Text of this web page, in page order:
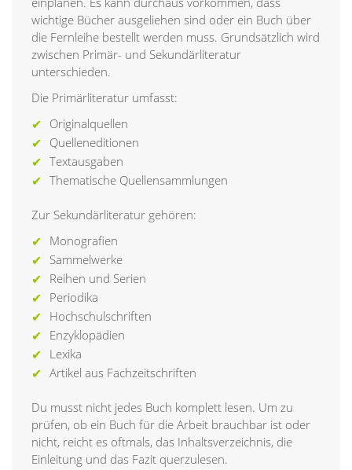
wichtige Bücher ausgeliehen sind oder ein Buch über
die Fernleihe bestellt werden muss. Grundsätzlich wird
zwischen Primär- und Sekundärliteratur
unterschieden.
Die Primärliteratur umfasst:
Originalquellen
Quelleneditionen
Textausgaben
Thematische Quellensammlungen
Zur Sekundärliteratur gehören:
Monografien
Sammelwerke
Reihen und Serien
Periodika
Hochschulschriften
Enzyklopädien
Lexika
Artikel aus Fachzeitschriften
Du musst nicht jedes Buch komplett lesen. Um zu
prüfen, ob ein Buch für die Arbeit brauchbar ist oder
nicht, reicht es oftmals, das Inhaltsverzeichnis, die
Einleitung und das Fazit querzulesen.